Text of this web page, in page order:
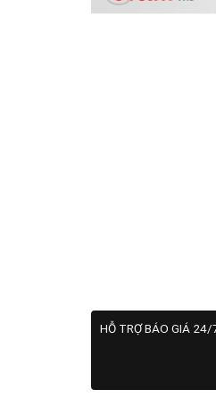
HỖ TRỢ BÁO GIÁ